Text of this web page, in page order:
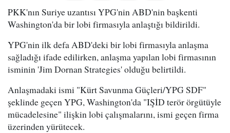
PKK'nın Suriye uzantısı YPG'nin ABD'nin başkenti
Washington'da bir lobi firmasıyla anlaştığı bildirildi.
YPG'nin ilk defa ABD'deki bir lobi firmasıyla anlaşma
sağladığı ifade edilirken, anlaşma yapılan lobi firmasının
isminin 'Jim Dornan Strategies' olduğu belirtildi.
Anlaşmadaki ismi "Kürt Savunma Güçleri/YPG SDF"
şeklinde geçen YPG, Washington'da "IŞİD terör örgütüyle
mücadelesine" ilişkin lobi çalışmalarını, ismi geçen firma
üzerinden yürütecek.